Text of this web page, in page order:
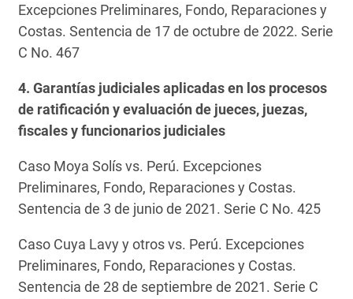
Excepciones Preliminares, Fondo, Reparaciones y
Costas. Sentencia de 17 de octubre de 2022. Serie
C No. 467
4. Garantías judiciales aplicadas en los procesos
de ratificación y evaluación de jueces, juezas,
fiscales y funcionarios judiciales
Caso Moya Solís vs. Perú. Excepciones
Preliminares, Fondo, Reparaciones y Costas.
Sentencia de 3 de junio de 2021. Serie C No. 425
Caso Cuya Lavy y otros vs. Perú. Excepciones
Preliminares, Fondo, Reparaciones y Costas.
Sentencia de 28 de septiembre de 2021. Serie C